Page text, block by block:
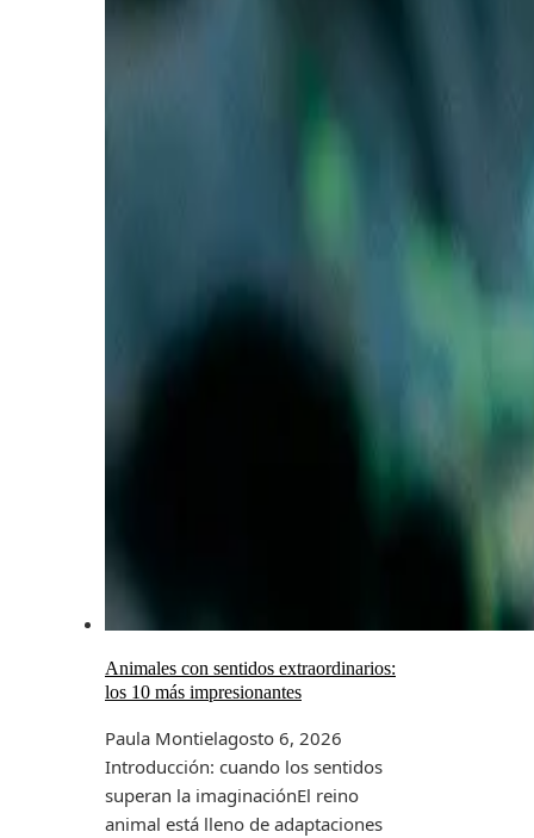
Animales con sentidos extraordinarios:
los 10 más impresionantes
Paula Montielagosto 6, 2026
Introducción: cuando los sentidos
superan la imaginaciónEl reino
animal está lleno de adaptaciones